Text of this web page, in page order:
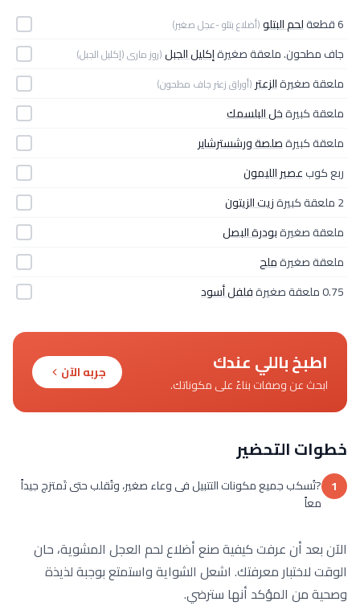
6 قطعة لحم البتلو(أضلاع بتلو -عجل صغير)
جاف مطحون. ملعقة صغيرةإكليل الجبل(روز مارى (إكليل الجبل)
ملعقة صغيرةالزعتر (أوراق زعتر جاف مطحون)
ملعقة كبيرةخل البلسمك
ملعقة كبيرةصلصة ورشسترشاير
ربع كوبعصير الليمون
2 ملعقة كبيرة
زيت الزيتون
ملعقة صغيرةبودرة البصل
ملعقة صغيرةملح
0.75 ملعقة صغيرة
فلفل أسود
اطبخ باللي عندك
ابحث عن وصفات بناءً على مكوناتك.
جربه الآن
خطوات التحضير
1 ?تُسكب جميع مكونات التتبيل فى وعاء صغير، وتُقلب حتى تَمتزج جيداً
معاً
الآن بعد أن عرفت كيفية صنع أضلاع لحم العجل المشوية، حان
الوقت لاختبار معرفتك. اشعل الشواية واستمتع بوجبة لذيذة
وصحية من المؤكد أنها سترضي.